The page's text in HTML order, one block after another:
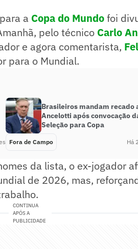
para a Copa do Mundofoi
pelo técnico Carlo
e agora comentarista,
para o Mundial.
Brasileiros mandam recado
Ancelotti após convocação
Seleção para Copa
Fora de Campo Há
da lista, o ex-jogador
de 2026, mas,
CONTINUA
APÓS A
PUBLICIDADE